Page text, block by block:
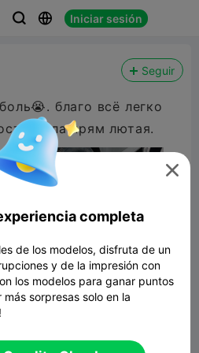
  Iniciar sesión
Seguir
благо всё легко
была прям лютая.

completa
de los modelos, disfruta de un
y de la impresión con
los modelos para ganar puntos
sorpresas solo en la